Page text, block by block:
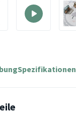
Spezifikationen